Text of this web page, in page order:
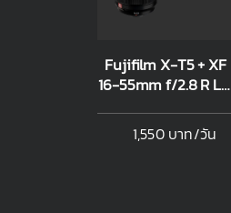
Fujifilm X-T5 + XF
16-55mm f/2.8 R LM
1,550 บาท/วัน